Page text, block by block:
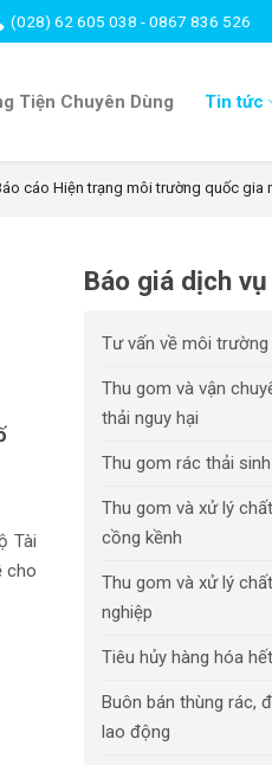
(028) 62 605 038 - 0867 836 526
Tiện Chuyên Dùng Tin tức
cáo Hiện trạng môi trường quốc gia
Tài
cho
Báo giá dịch vụ
Tư vấn về môi trường
Thu gom và vận
thải nguy hại
Thu gom rác thải
Thu gom và xử lý
cồng kềnh
Thu gom và xử lý
nghiệp
Tiêu hủy hàng hóa
Buôn bán thùng rác,
lao động